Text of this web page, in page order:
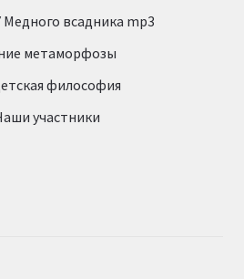
Медного всадника mp3
метаморфозы
философия
участники